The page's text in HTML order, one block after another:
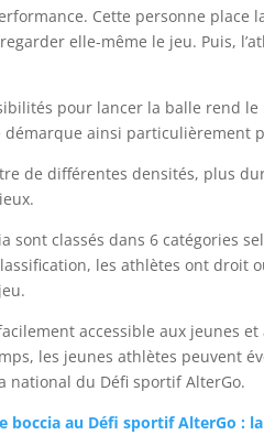
Cette personne place
elle-même le jeu. Puis,
pour lancer la balle rend
démarque ainsi particulièrement
de différentes densités, plus
sont classés dans 6 catégories
les athlètes ont droit
accessible aux jeunes
les jeunes athlètes peuvent
national du Défi sportif AlterGo.
boccia au Défi sportif AlterGo :